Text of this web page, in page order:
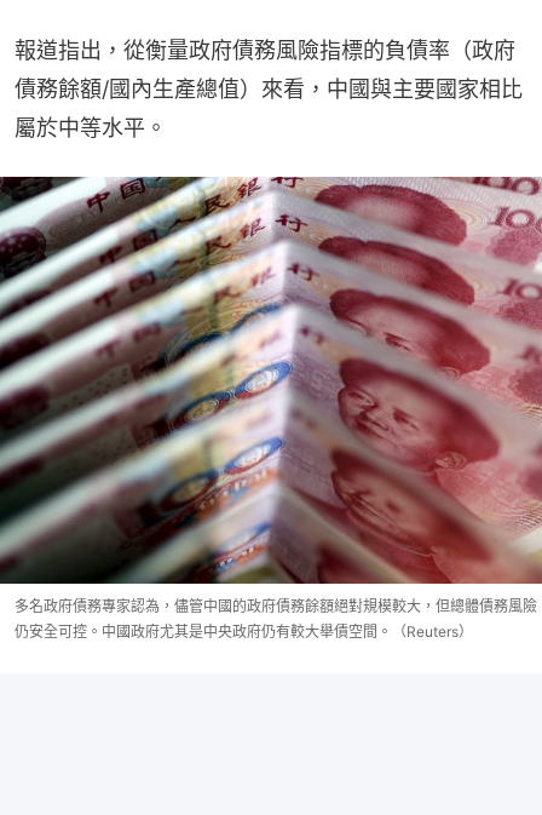
報道指出，從衡量政府債務風險指標的負債率（政府
債務餘額/國內生產總值）來看，中國與主要國家相比
屬於中等水平。
多名政府債務專家認為，儘管中國的政府債務餘額絕對規模較大，但總體債務風險
仍安全可控。中國政府尤其是中央政府仍有較大舉債空間。（Reuters）